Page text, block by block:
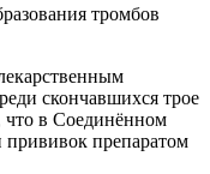
тромбов
скончавшихся трое
что в Соединённом
прививок препаратом